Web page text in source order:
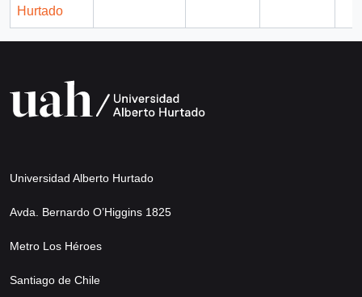
Hurtado
Universidad Alberto Hurtado
Avda. Bernardo O’Higgins 1825
Metro Los Héroes
Santiago de Chile